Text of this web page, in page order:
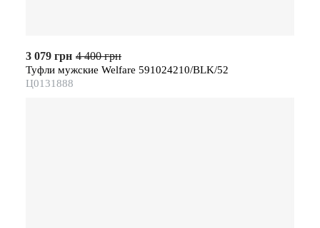
3 079 грн 4 400 грн
Туфли мужские Welfare 591024210/BLK/52
Ц0131888